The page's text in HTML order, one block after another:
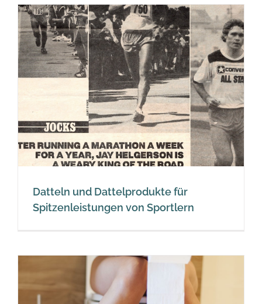
Datteln und Dattelprodukte für
Spitzenleistungen von Sportlern